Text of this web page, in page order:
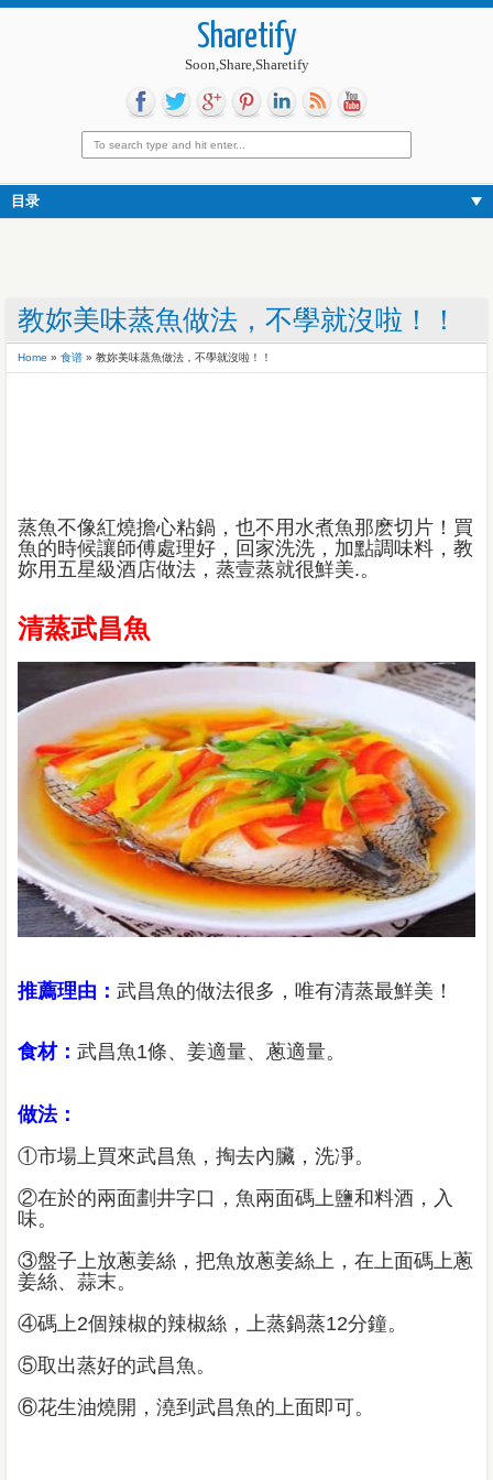
Sharetify
Soon,Share,Sharetify
目录
教妳美味蒸魚做法，不學就沒啦！！
Home » 食谱 » 教妳美味蒸魚做法，不學就沒啦！！
蒸魚不像紅燒擔心粘鍋，也不用水煮魚那麽切片！買
魚的時候讓師傅處理好，回家洗洗，加點調味料，教
妳用五星級酒店做法，蒸壹蒸就很鮮美.。
清蒸武昌魚
推薦理由： 武昌魚的做法很多，唯有清蒸最鮮美！
食材： 武昌魚1條、姜適量、蔥適量。
做法：
①市場上買來武昌魚，掏去內臟，洗凈。
②在於的兩面劃井字口，魚兩面碼上鹽和料酒，入
味。
③盤子上放蔥姜絲，把魚放蔥姜絲上，在上面碼上蔥
姜絲、蒜末。
④碼上2個辣椒的辣椒絲，上蒸鍋蒸12分鐘。
⑤取出蒸好的武昌魚。
⑥花生油燒開，澆到武昌魚的上面即可。